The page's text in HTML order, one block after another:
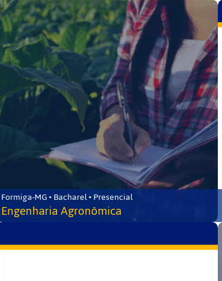
Formiga-MG • Bacharel • Presencial
Engenharia Agronômica